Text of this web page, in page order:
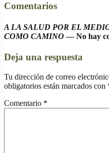
Comentarios
A LA SALUD POR EL
COMO CAMINO — No hay
Deja una respuesta
Tu dirección de correo
obligatorios están marcados con
Comentario *